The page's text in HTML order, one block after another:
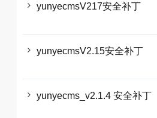
yunyecmsV217安全补丁
yunyecmsV2.15安全补丁
yunyecms_v2.1.4 安全补丁